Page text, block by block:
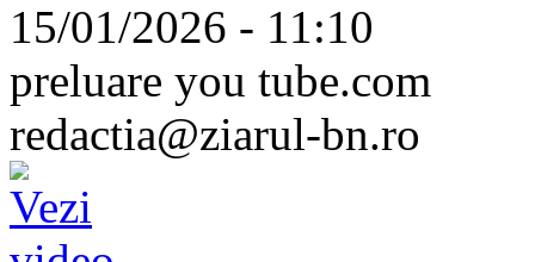
15/01/2026 - 11:10
preluare you tube.com
redactia@ziarul-bn.ro